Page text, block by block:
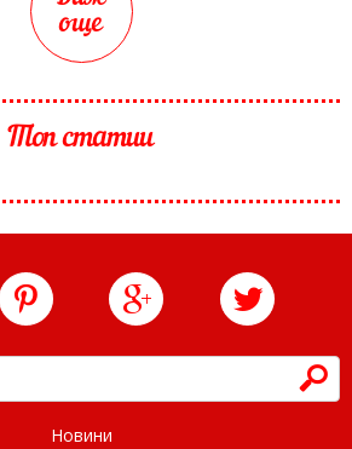
още
Топ статии
h
Новини